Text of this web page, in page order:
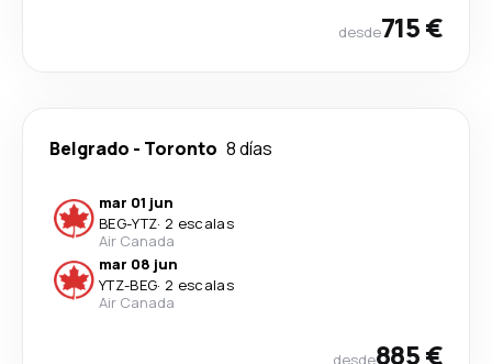
desde715 €
Belgrado - Toronto 8 días
mar 01 jun
BEG-YTZ· 2 escalas
Air Canada
mar 08 jun
YTZ-BEG· 2 escalas
Air Canada
desde885 €